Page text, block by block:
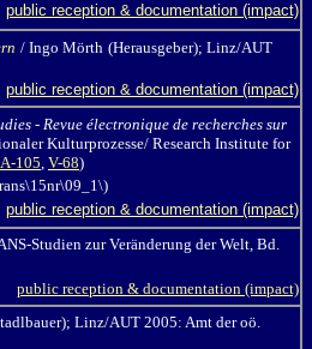
public reception & documentation (impact)
/ Ingo Mörth (Herausgeber); Linz/AUT
public reception & documentation (impact)
- Revue électronique de recherches sur
Kulturprozesse/ Research Institute for
A-105, V-68)
public reception & documentation (impact)
Studien zur Veränderung der Welt, Bd.
public reception & documentation (impact)
Linz/AUT 2005: Amt der oö.